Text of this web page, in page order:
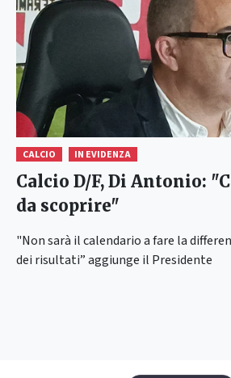
CALCIO IN EVIDENZA
Calcio D/F, Di Antonio:
da scoprire"
"Non sarà il calendario a fare la
dei risultati” aggiunge il Presidente